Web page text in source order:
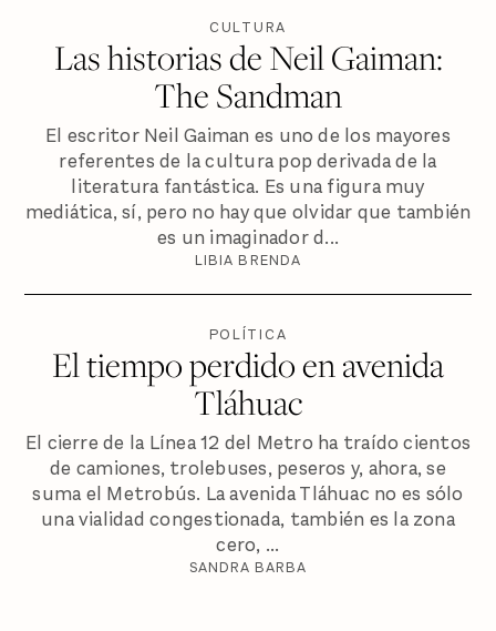
CULTURA
Las historias de Neil Gaiman:
The Sandman
El escritor Neil Gaiman es uno de los mayores
referentes de la cultura pop derivada de la
literatura fantástica. Es una figura muy
mediática, sí, pero no hay que olvidar que también
es un imaginador d...
LIBIA BRENDA
POLÍTICA
El tiempo perdido en avenida
Tláhuac
El cierre de la Línea 12 del Metro ha traído cientos
de camiones, trolebuses, peseros y, ahora, se
suma el Metrobús. La avenida Tláhuac no es sólo
una vialidad congestionada, también es la zona
cero, ...
SANDRA BARBA